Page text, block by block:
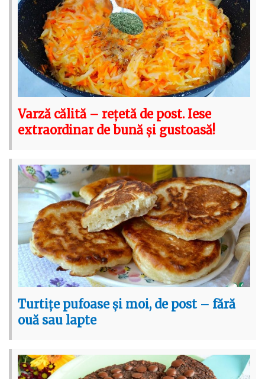
Varză călită – rețetă de post. Iese
extraordinar de bună și gustoasă!
Turtițe pufoase și moi, de post – fără
ouă sau lapte